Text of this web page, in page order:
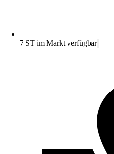
7 ST im Markt verfügbar